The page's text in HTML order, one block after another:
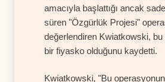
amacıyla başlattığı ancak
süren "Özgürlük Projesi"
değerlendiren Kwiatkowski,
bir fiyasko olduğunu kaydetti.
Kwiatkowski, "Bu